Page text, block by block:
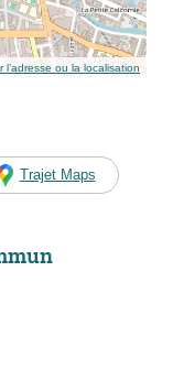
l’adresse ou la localisation
Trajet Maps